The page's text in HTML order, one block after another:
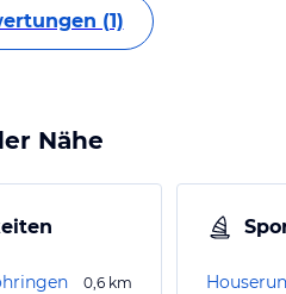
(1)
Nähe
0,6 km